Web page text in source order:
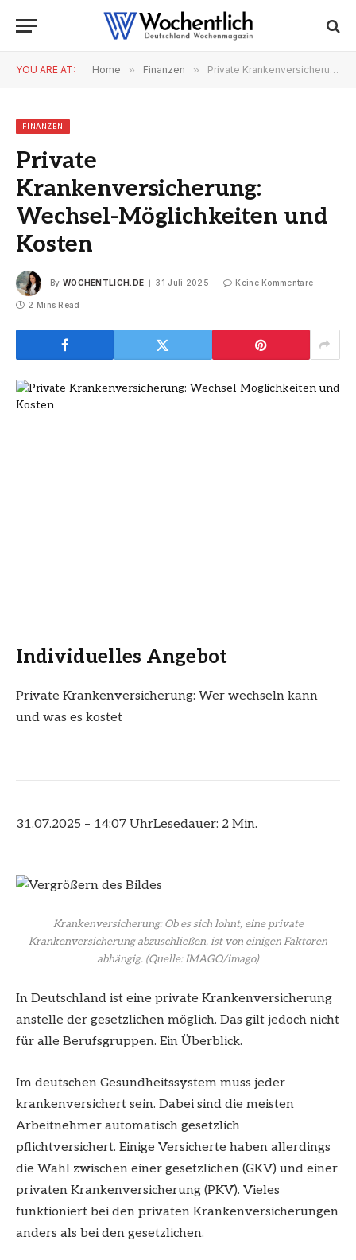
YOU ARE AT: Home » Finanzen » Private Krankenversicherung: Wechsel-Möglichkeiten und Kosten
FINANZEN
Private
Krankenversicherung:
Wechsel-Möglichkeiten und
Kosten
By WOCHENTLICH.DE 31 Juli 2025 Keine Kommentare
2 Mins Read
Individuelles Angebot
Private Krankenversicherung: Wer wechseln kann
und was es kostet
31.07.2025 – 14:07 UhrLesedauer: 2 Min.
Krankenversicherung: Ob es sich lohnt, eine private
Krankenversicherung abzuschließen, ist von einigen Faktoren
abhängig. (Quelle: IMAGO/imago)
In Deutschland ist eine private Krankenversicherung
anstelle der gesetzlichen möglich. Das gilt jedoch nicht
für alle Berufsgruppen. Ein Überblick.
Im deutschen Gesundheitssystem muss jeder
krankenversichert sein. Dabei sind die meisten
Arbeitnehmer automatisch gesetzlich
pflichtversichert. Einige Versicherte haben allerdings
die Wahl zwischen einer gesetzlichen (GKV) und einer
privaten Krankenversicherung (PKV). Vieles
funktioniert bei den privaten Krankenversicherungen
anders als bei den gesetzlichen.